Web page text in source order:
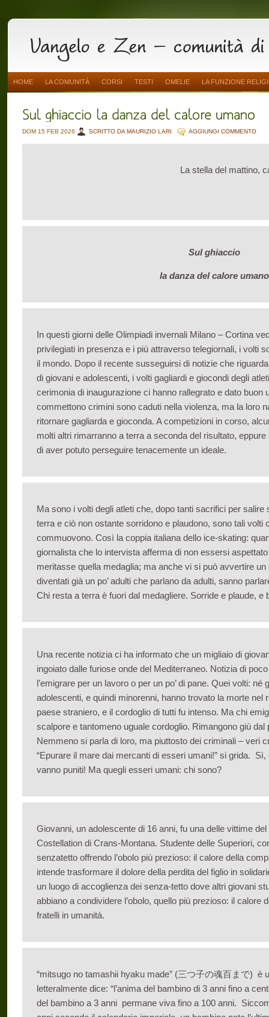
HOME LA COMUNITÀ CORSI TESTI OMELIE LA FUNZIONE
DOM 15 FEB 2026 SCRITTO DA MAURIZIO LARI AGGIUNGI COMMENTO
La stella del mattino,
Sul ghiaccio
la danza del calore umano
In questi giorni delle Olimpiadi invernali Milano – Cortina
privilegiati in presenza e i più attraverso telegiornali, i volti
il mondo. Dopo il recente susseguirsi di notizie che
di giovani e adolescenti, i volti gagliardi e giocondi degli
cerimonia di inaugurazione ci hanno rallegrato e dato buon
commettono crimini sono caduti nella violenza, ma la loro
ritornare gagliarda e gioconda. A competizioni in corso,
molti altri rimarranno a terra a seconda del risultato,
di aver potuto perseguire tenacemente un ideale.
Ma sono i volti degli atleti che, dopo tanti sacrifici per salire
terra e ciò non ostante sorridono e plaudono, sono tali volti
commuovono. Così la coppia italiana dello ice-skating:
giornalista che lo intervista afferma di non essersi
meritasse quella medaglia; ma anche vi si può avvertire
diventati già un po’ adulti che parlano da adulti, sanno
Chi resta a terra è fuori dal medagliere. Sorride e plaude, e
Una recente notizia ci ha informato che un migliaio di
ingoiato dalle furiose onde del Mediterraneo. Notizia di
l’emigrare per un lavoro o per un po’ di pane. Quei volti: né
adolescenti, e quindi minorenni, hanno trovato la morte nel
paese straniero, e il cordoglio di tutti fu intenso. Ma chi
scalpore e tantomeno uguale cordoglio. Rimangono giù dal
Nemmeno si parla di loro, ma piuttosto dei criminali – veri
“Epurare il mare dai mercanti di esseri umani!” si grida.
vanno puniti! Ma quegli esseri umani: chi sono?
Giovanni, un adolescente di 16 anni, fu una delle vittime
Costellation di Crans-Montana. Studente delle Superiori,
senzatetto offrendo l’obolo più prezioso: il calore della
intende trasformare il dolore della perdita del figlio in
un luogo di accoglienza dei senza-tetto dove altri giovani
abbiano a condividere l’obolo, quello più prezioso: il calore
fratelli in umanità.
“mitsugo no tamashii hyaku made” (三つ子の魂百まで) è
letteralmente dice: “l’anima del bambino di 3 anni fino a
del bambino a 3 anni permane viva fino a 100 anni.